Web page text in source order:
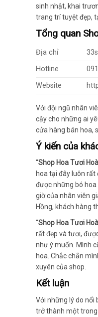
sinh nhật, khai
trang trí tuyệt đẹp,
Tổng quan
Địa chỉ
Hotline
Website
Với đội ngũ nhân
cậy cho những ai
cửa hàng bán hoa,
Ý kiến của
“Shop Hoa Tươi
hoa tại đây luôn
được những bó hoa
giờ của nhân viên
Hồng, khách hàng
“Shop Hoa Tươi
rất đẹp và tươi,
như ý muốn. Mình
hoa. Chắc chắn
xuyên của shop.
Kết luận
Với những lý do nổi
trở thành một trong